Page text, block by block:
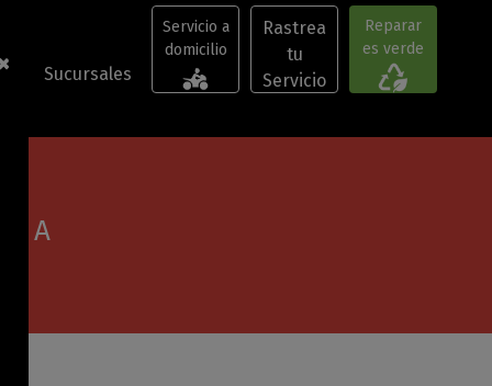
Sucursales (current)
Servicio a
domicilio
Rastrea
tu
Servicio
Reparar
es verde
A